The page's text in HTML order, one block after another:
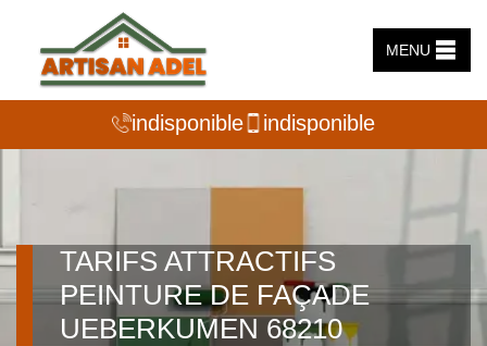
MENU
indisponible indisponible
TARIFS ATTRACTIFS
PEINTURE DE FAÇADE
UEBERKUMEN 68210